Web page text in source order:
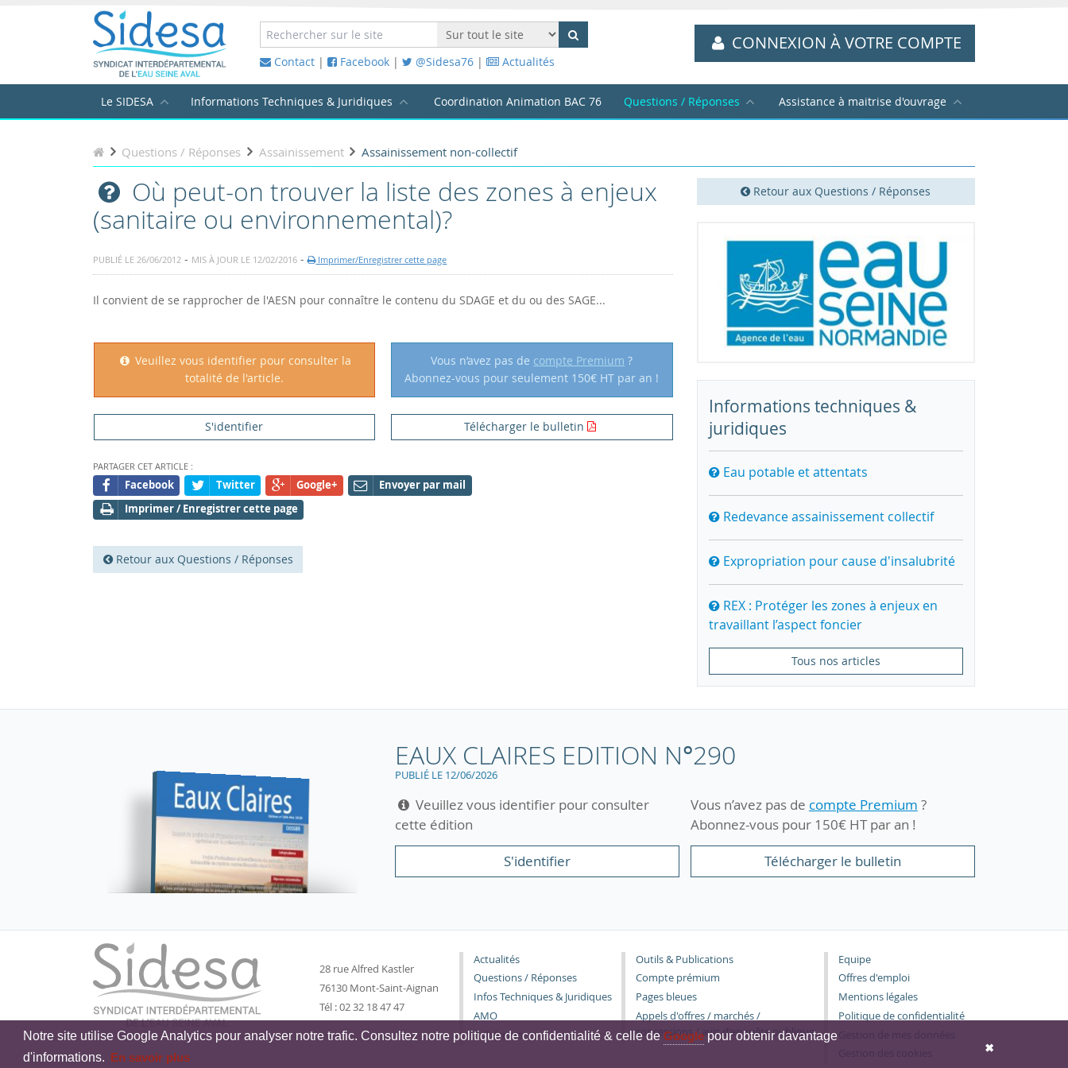
Notre site utilise Google Analytics pour analyser notre trafic. Consultez notre politique de confidentialité & celle de Googlepour obtenir davantage
d'informations. En savoir plus
✖
Contact | Facebook | @Sidesa76 | Actualités
CONNEXION À VOTRE COMPTE
Le SIDESA Informations Techniques & Juridiques Coordination Animation BAC 76 Questions / Réponses Assistance à maitrise d'ouvrage
Questions / Réponses Assainissement Assainissement non-collectif
Retour aux Questions / Réponses
Informations techniques &
juridiques
Eau potable et attentats
Redevance assainissement collectif
Expropriation pour cause d'insalubrité
REX : Protéger les zones à enjeux en
travaillant l’aspect foncier
Tous nos articles
Où peut-on trouver la liste des zones à enjeux
(sanitaire ou environnemental)?
PUBLIÉ LE 26/06/2012 - MIS À JOUR LE 12/02/2016 - Imprimer/Enregistrer cette page
Il convient de se rapprocher de l'AESN pour connaître le contenu du SDAGE et du ou des SAGE...
Veuillez vous identifier pour consulter la
totalité de l'article.
S'identifier
Vous n’avez pas de compte Premium ?
Abonnez-vous pour seulement 150€ HT par an !
Télécharger le bulletin
PARTAGER CET ARTICLE :
Facebook Twitter Google+
Envoyer par mail
Imprimer / Enregistrer cette page
Retour aux Questions / Réponses
EAUX CLAIRES EDITION N°290
PUBLIÉ LE 12/06/2026
Veuillez vous identifier pour consulter
cette édition
S'identifier
Vous n’avez pas de compte Premium ?
Abonnez-vous pour 150€ HT par an !
Télécharger le bulletin
Equipe
Offres d'emploi
Mentions légales
Politique de confidentialité
Outils & Publications
Compte prémium
Pages bleues
Appels d'offres / marchés /
concessions / avis d'enquête publique
Actualités
Questions / Réponses
Infos Techniques & Juridiques
AMO
Adhérents
28 rue Alfred Kastler
76130 Mont-Saint-Aignan
Tél : 02 32 18 47 47